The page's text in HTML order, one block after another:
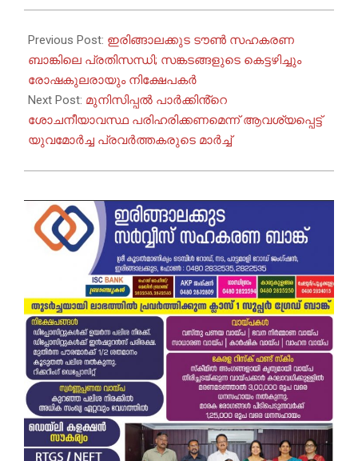
07-
07
Previous Post: ഇരിങ്ങാലക്കുട ടൗൺ സഹകരണ
ബാങ്കിലെ പ്രതിസന്ധി; സങ്കടങ്ങളുടെ കെട്ടഴിച്ചും
രോഷകുലരായും നിക്ഷേപകർ
Next Post: മുനിസിപ്പൽ പാർക്കിൻ്റെ
ശോചനീയാവസ്ഥ പരിഹരിക്കണമെന്ന് ആവശ്യപ്പെട്ട്
യുവമോർച്ച പ്രവർത്തകരുടെ മാർച്ച്